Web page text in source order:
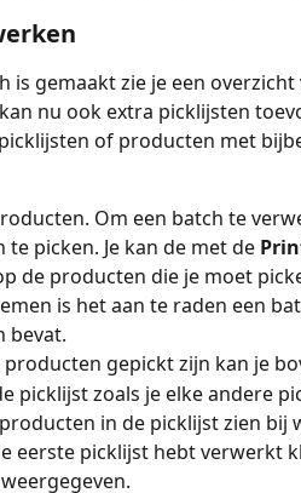
is gemaakt zie je een
nu ook extra picklijsten
of producten met
Om een batch te
te picken. Je kan de met de
de producten die je moet
is het aan te raden een
bevat.
producten gepickt zijn kan je
picklijst zoals je elke andere
in de picklijst zien bij
eerste picklijst hebt verwerkt
weergegeven.